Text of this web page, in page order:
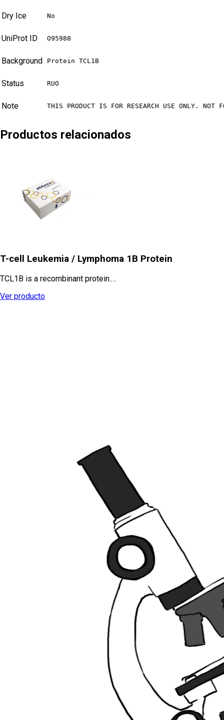
Dry Ice No
UniProt ID O95988
Background Protein TCL1B
Status RUO
Note THIS PRODUCT IS FOR RESEARCH USE ONLY. NOT
Productos relacionados
T-cell Leukemia / Lymphoma 1B Protein
TCL1B is a recombinant protein.…
Ver producto